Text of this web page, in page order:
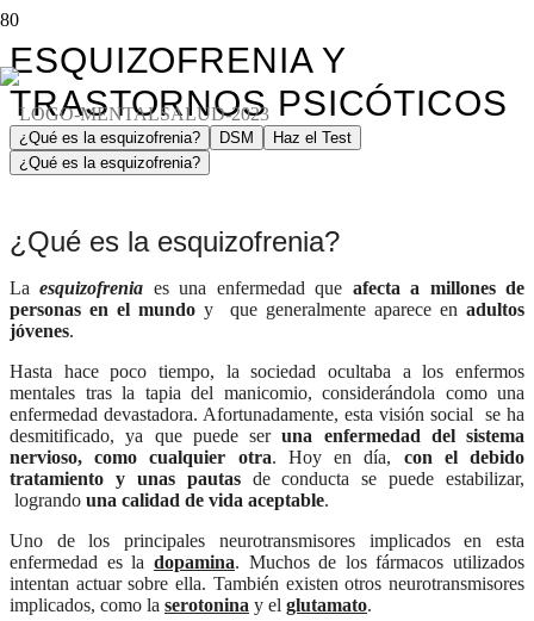
ESQUIZOFRENIA Y
TRASTORNOS PSICÓTICOS
¿Qué es la esquizofrenia? DSM
Haz el Test
¿Qué es la esquizofrenia?
¿Qué es la esquizofrenia?
Laesquizofrenia es una enfermedad que afecta a millones de
personas en el mundo y que generalmente aparece en adultos
jóvenes.
Hasta hace poco tiempo, la sociedad ocultaba a los enfermos
mentales tras la tapia del manicomio, considerándola como una
enfermedad devastadora. Afortunadamente, esta visión social se ha
desmitificado, ya que puede seruna enfermedad del sistema
nervioso, como cualquier otra. Hoy en día, con el debido
tratamiento y unas pautasde conducta se puede estabilizar,
logrando una calidad de vida aceptable.
Uno de los principales neurotransmisores implicados en esta
enfermedad es la dopamina. Muchos de los fármacos utilizados
intentan actuar sobre ella. También existen otros neurotransmisores
implicados, como la serotonina y el glutamato.